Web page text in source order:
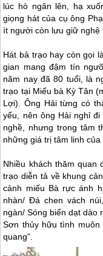
lúc hò ngân lên, hạ
giọng hát của cụ ông
ít người còn lưu giữ nghệ
Hát bả trạo hay còn gọi
gian mang đậm tín
năm nay đã 80 tuổi, là
trạo tại Miếu bà Kỳ Tân
Lợi). Ông Hải từng có
yếu, nên ông Hải nghỉ
nghề, nhưng trong tâm
những giá trị tâm linh của
Nhiều khách thăm quan
trạo diễn tả về khung
cảnh miếu Bà rực ánh
nhàn/ Đá chen vách
ngàn/ Sóng biển dạt dào
Sơn thủy hữu tình muôn
quang”.